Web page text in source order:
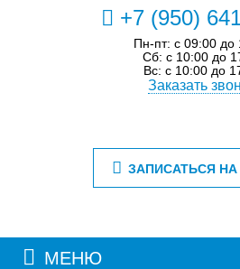
+7 (950)
Пн-пт: с 09:00 до
Сб: с 10:00 до
Вс: с 10:00 до
Заказать
ЗАПИСАТЬСЯ НА
МЕНЮ